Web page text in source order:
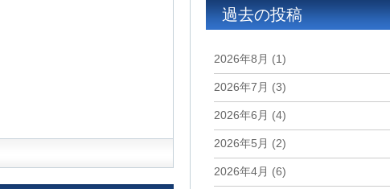
過去の投稿
2026年8月 (1)
2026年7月 (3)
2026年6月 (4)
2026年5月 (2)
2026年4月 (6)